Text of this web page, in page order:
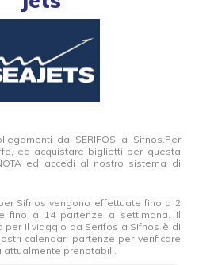
da SERIFOS a Sifnos.Per
ed acquistare biglietti per questa
ed accedi al nostro sistema di
Sifnos vengono effettuate fino a 2
fino a 14 partenze a settimana. Il
per il viaggio da Serifos a Sifnos è di
calendari partenze per verificare
attualmente prenotabili.